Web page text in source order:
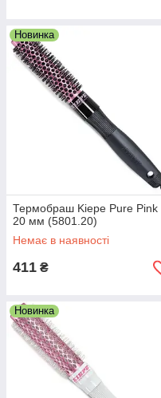
Новинка
Термобраш Kiepe Pure Pink
20 мм (5801.20)
Немає в наявності
411 ₴
Новинка